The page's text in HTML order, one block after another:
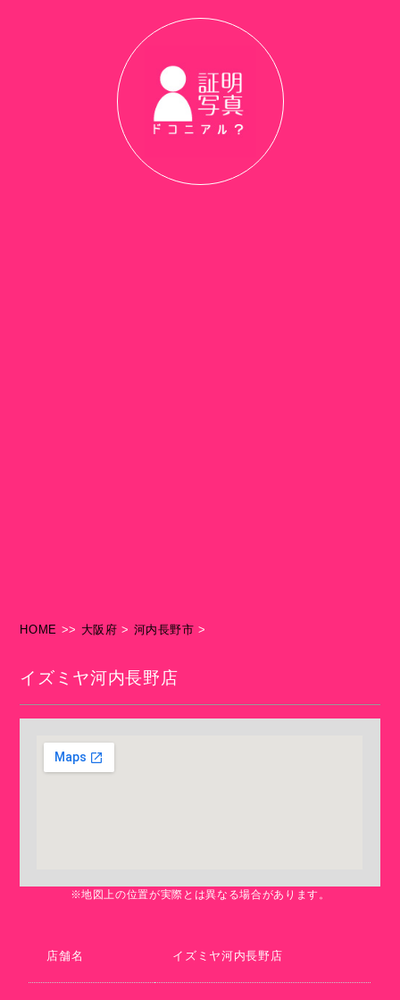
HOME >> 大阪府 > 河内長野市 >
イズミヤ河内長野店
※地図上の位置が実際とは異なる場合があります。
店舗名 イズミヤ河内長野店